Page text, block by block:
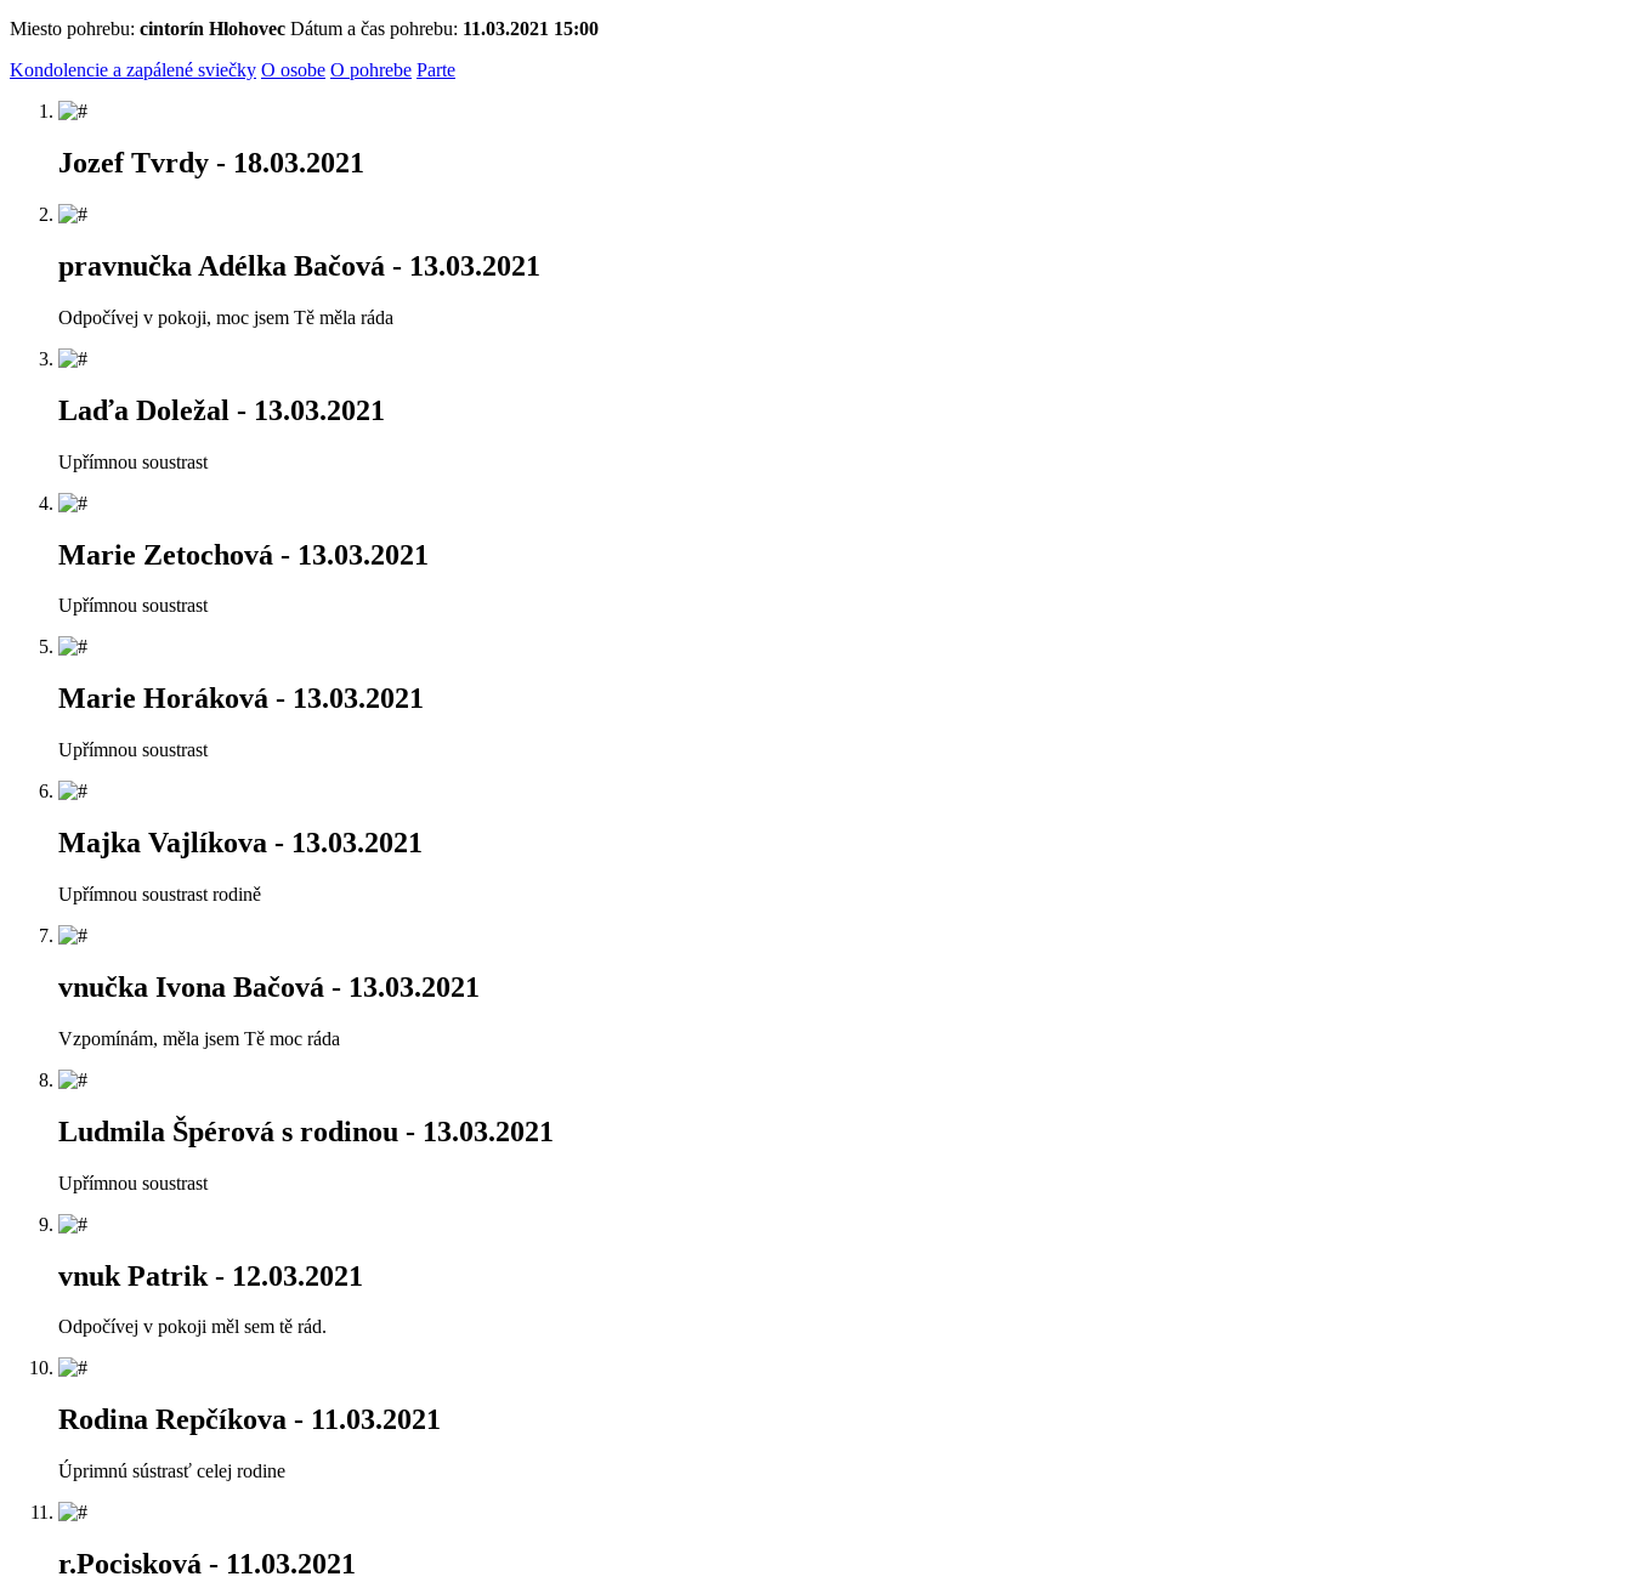
Miesto pohrebu: cintorín Hlohovec Dátum a čas pohrebu: 11.03.2021 15:00
Kondolencie a zapálené sviečky O osobe O pohrebe Parte
Jozef Tvrdy - 18.03.2021
pravnučka Adélka Bačová - 13.03.2021
Odpočívej v pokoji, moc jsem Tě měla ráda
Laďa Doležal - 13.03.2021
Upřímnou soustrast
Marie Zetochová - 13.03.2021
Upřímnou soustrast
Marie Horáková - 13.03.2021
Upřímnou soustrast
Majka Vajlíkova - 13.03.2021
Upřímnou soustrast rodině
vnučka Ivona Bačová - 13.03.2021
Vzpomínám, měla jsem Tě moc ráda
Ludmila Špérová s rodinou - 13.03.2021
Upřímnou soustrast
vnuk Patrik - 12.03.2021
Odpočívej v pokoji měl sem tě rád.
Rodina Repčíkova - 11.03.2021
Úprimnú sústrasť celej rodine
r.Pocisková - 11.03.2021